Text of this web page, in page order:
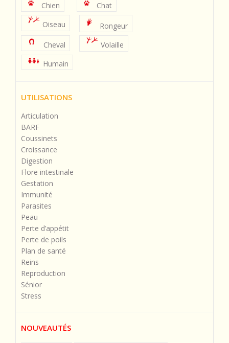
Chien
Chat
Oiseau
Rongeur
Cheval
Volaille
Humain
UTILISATIONS
Articulation
BARF
Coussinets
Croissance
Digestion
Flore intestinale
Gestation
Immunité
Parasites
Peau
Perte d’appétit
Perte de poils
Plan de santé
Reins
Reproduction
Sénior
Stress
NOUVEAUTÉS